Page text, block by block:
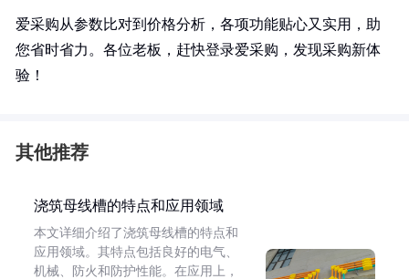
爱采购从参数比对到价格分析，各项功能贴心又实用，助
您省时省力。各位老板，赶快登录爱采购，发现采购新体
验！
其他推荐
浇筑母线槽的特点和应用领域
本文详细介绍了浇筑母线槽的特点和
应用领域。其特点包括良好的电气、
机械、防火和防护性能。在应用上，